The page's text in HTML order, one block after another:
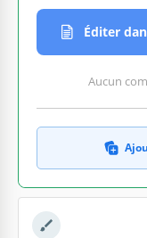
Éditer
Aucun